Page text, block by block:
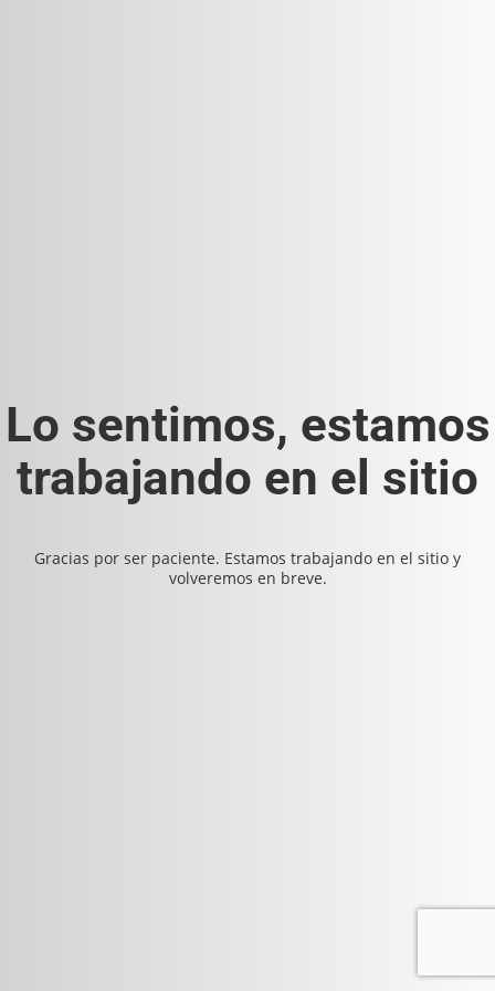
Lo sentimos, estamos
trabajando en el sitio
Gracias por ser paciente. Estamos trabajando en el sitio y
volveremos en breve.